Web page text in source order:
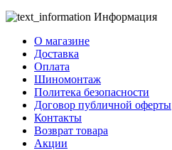
Информация
О магазине
Доставка
Оплата
Шиномонтаж
Политека безопасности
Договор публичной оферты
Контакты
Возврат товара
Акции